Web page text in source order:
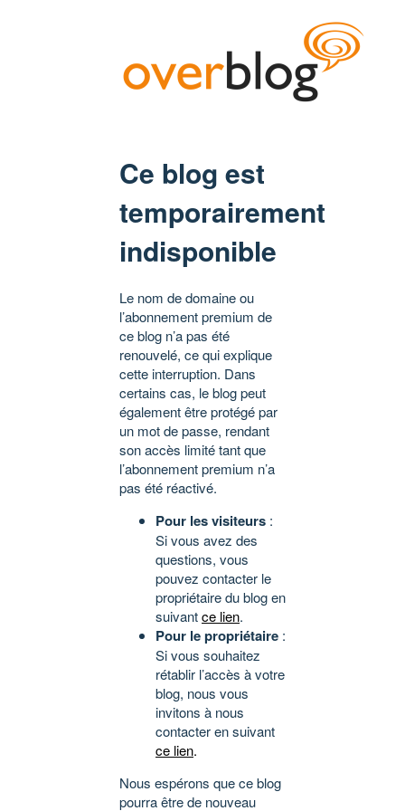
Ce blog est
temporairement
indisponible
Le nom de domaine ou
l’abonnement premium de
ce blog n’a pas été
renouvelé, ce qui explique
cette interruption. Dans
certains cas, le blog peut
également être protégé par
un mot de passe, rendant
son accès limité tant que
l’abonnement premium n’a
pas été réactivé.
Pour les visiteurs :
Si vous avez des
questions, vous
pouvez contacter le
propriétaire du blog en
suivantce lien.
Pour le propriétaire :
Si vous souhaitez
rétablir l’accès à votre
blog, nous vous
invitons à nous
contacter en suivant
ce lien.
Nous espérons que ce blog
pourra être de nouveau